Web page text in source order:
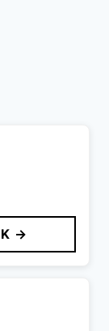
→